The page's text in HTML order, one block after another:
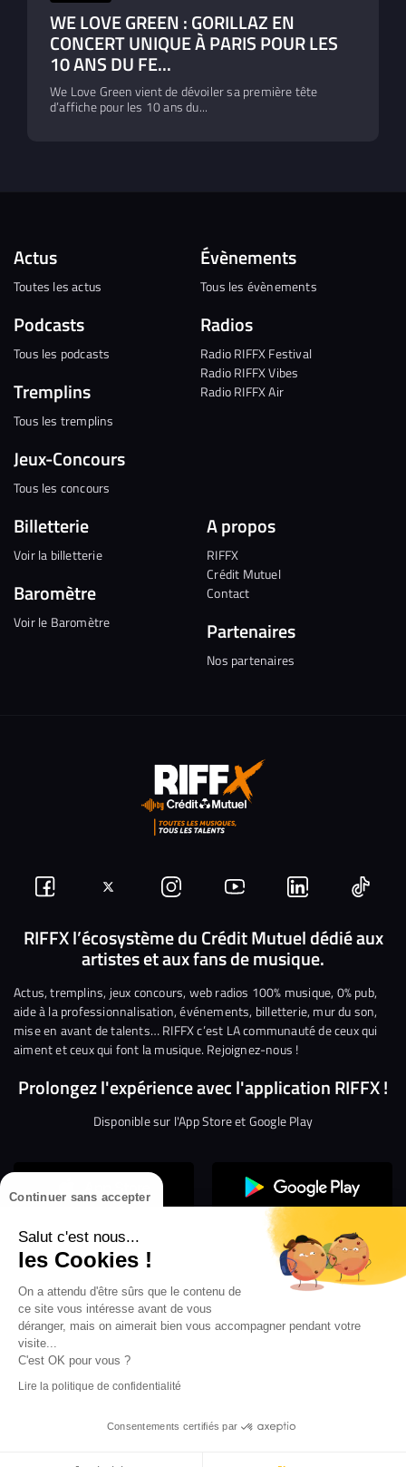
Continuer sans accepter
Salut c'est nous...
les Cookies !
On a attendu d'être sûrs que le contenu de
ce site vous intéresse avant de vous
déranger, mais on aimerait bien vous accompagner pendant votre
visite...
C'est OK pour vous ?
Lire la politique de confidentialité
Consentements certifiés par
WE LOVE GREEN : GORILLAZ EN
CONCERT UNIQUE À PARIS POUR LES
10 ANS DU FE...
We Love Green vient de dévoiler sa première tête
d’affiche pour les 10 ans du...
Actus
Toutes les actus
Podcasts
Tous les podcasts
Tremplins
Tous les tremplins
Jeux-Concours
Tous les concours
Évènements
Tous les évènements
Radios
Radio RIFFX Festival
Radio RIFFX Vibes
Radio RIFFX Air
Billetterie
Voir la billetterie
Baromètre
Voir le Baromètre
A propos
RIFFX
Crédit Mutuel
Contact
Partenaires
Nos partenaires
Suivez-
nous
Facebook
Suivez-
nous
sur
Twitter
Nous
rejoindre
sur
Instagram
Nous
rejoindre
sur
YouTube
Nous
rejoindre
sur
Linkedin
Nous
RIFFX l’écosystème du Crédit Mutuel dédié aux
artistes et aux fans de musique.
Actus, tremplins, jeux concours, web radios 100% musique, 0% pub,
aide à la professionnalisation, événements, billetterie, mur du son,
mise en avant de talents… RIFFX c’est LA communauté de ceux qui
aiment et ceux qui font la musique. Rejoignez-nous !
Prolongez l'expérience avec l'application RIFFX !
Disponible sur l'App Store et Google Play
Confidentialité
Gestion des cookies
Conditions générales d’utilisation
Mentions légales
les webradios RIFFX
en exclusivité sur VIBES le titre de la révé